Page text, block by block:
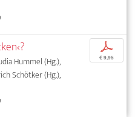
Hummel (Hg.),
Schötker (Hg.),
p
€ 9,95